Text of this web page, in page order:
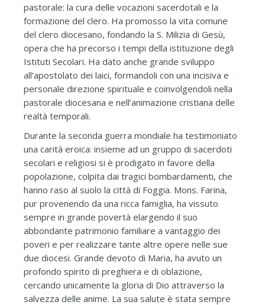
pastorale: la cura delle vocazioni sacerdotali e la
formazione del clero. Ha promosso la vita comune
del clero diocesano, fondando la S. Milizia di Gesù,
opera che ha precorso i tempi della istituzione degli
Istituti Secolari. Ha dato anche grande sviluppo
all’apostolato dei laici, formandoli con una incisiva e
personale direzione spirituale e coinvolgendoli nella
pastorale diocesana e nell’animazione cristiana delle
realtà temporali.
Durante la seconda guerra mondiale ha testimoniato
una carità eroica: insieme ad un gruppo di sacerdoti
secolari e religiosi si è prodigato in favore della
popolazione, colpita dai tragici bombardamenti, che
hanno raso al suolo la città di Foggia. Mons. Farina,
pur provenendo da una ricca famiglia, ha vissuto
sempre in grande povertà elargendo il suo
abbondante patrimonio familiare a vantaggio dei
poveri e per realizzare tante altre opere nelle sue
due diocesi. Grande devoto di Maria, ha avuto un
profondo spirito di preghiera e di oblazione,
cercando unicamente la gloria di Dio attraverso la
salvezza delle anime. La sua salute è stata sempre